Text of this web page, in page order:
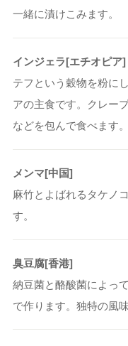
一緒に漬けこみます。
インジェラ[エチオピア]
テフという穀物を粉に
アの主食です。クレー
などを包んで食べます。
メンマ[中国]
麻竹とよばれるタケノ
す。
臭豆腐[香港]
納豆菌と酪酸菌によっ
で作ります。独特の風